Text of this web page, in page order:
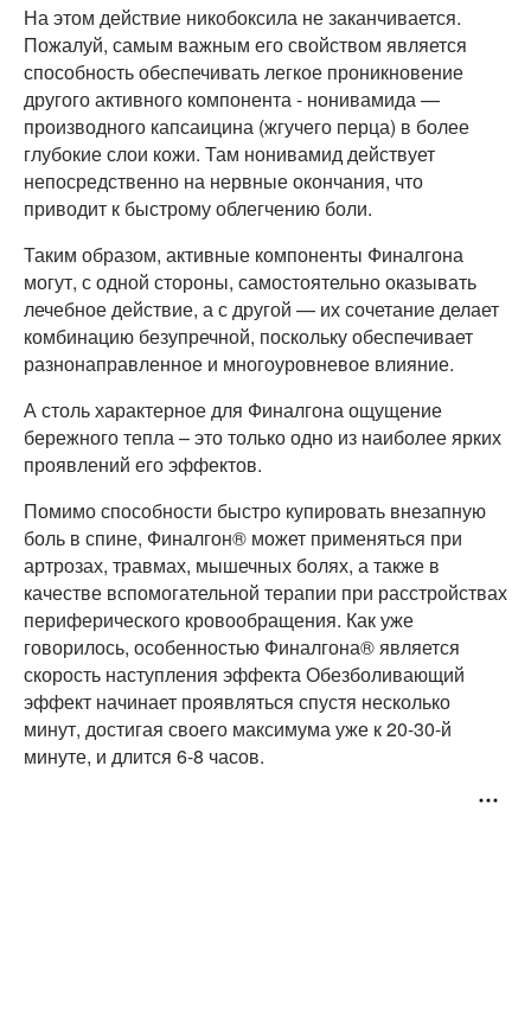
На этом действие никобоксила не заканчивается.
Пожалуй, самым важным его свойством является
способность обеспечивать легкое проникновение
другого активного компонента - нонивамида —
производного капсаицина (жгучего перца) в более
глубокие слои кожи. Там нонивамид действует
непосредственно на нервные окончания, что
приводит к быстрому облегчению боли.
Таким образом, активные компоненты Финалгона
могут, с одной стороны, самостоятельно оказывать
лечебное действие, а с другой — их сочетание делает
комбинацию безупречной, поскольку обеспечивает
разнонаправленное и многоуровневое влияние.
А столь характерное для Финалгона ощущение
бережного тепла – это только одно из наиболее ярких
проявлений его эффектов.
Помимо способности быстро купировать внезапную
боль в спине, Финалгон® может применяться при
артрозах, травмах, мышечных болях, а также в
качестве вспомогательной терапии при расстройствах
периферического кровообращения. Как уже
говорилось, особенностью Финалгона® является
скорость наступления эффекта Обезболивающий
эффект начинает проявляться спустя несколько
минут, достигая своего максимума уже к 20-30-й
минуте, и длится 6-8 часов.